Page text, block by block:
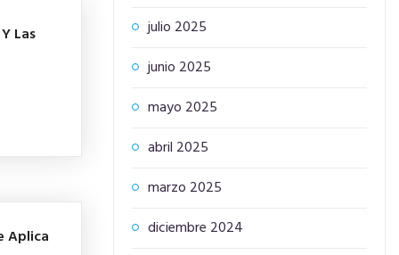
Las
Aplica
julio 2025
junio 2025
mayo 2025
abril 2025
marzo 2025
diciembre 2024